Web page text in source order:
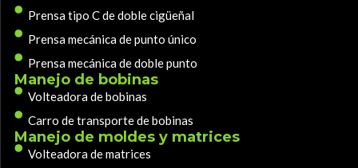
Prensa tipo C de doble cigüeñal
Prensa mecánica de punto único
Prensa mecánica de doble punto
Manejo de bobinas
Volteadora de bobinas
Carro de transporte de bobinas
Manejo de moldes y matrices
Volteadora de matrices